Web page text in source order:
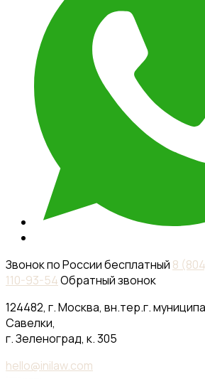
Звонок по России бесплатный 8
110-93-54Обратный звонок
124482, г. Москва, вн.тер.г.
Савелки,
г. Зеленоград, к. 305
hello@inilaw.com